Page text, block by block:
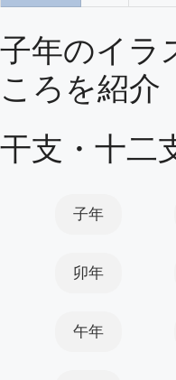
子年のイラ
ころを紹介
干支・十二
子年
卯年
午年